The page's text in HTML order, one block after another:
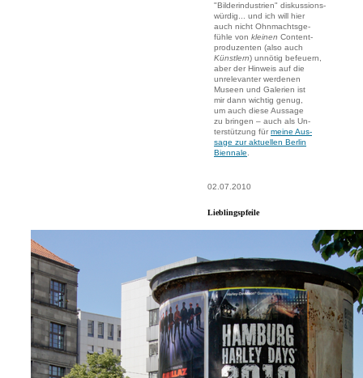
"Bilderindustrien" diskussions-
würdig... und ich will hier
auch nicht Ohnmachtsge-
fühle von kleinen Content-
produzenten (also auch
Künstlern) unnötig befeuern,
aber der Hinweis auf die
unrelevanter werdenen
Museen und Galerien ist
mir dann wichtig genug,
um auch diese Aussage
zu bringen – auch als Un-
terstützung für meine Aus-
sage zur aktuellen Berlin
Biennale
02.07.2010
Lieblingspfeile